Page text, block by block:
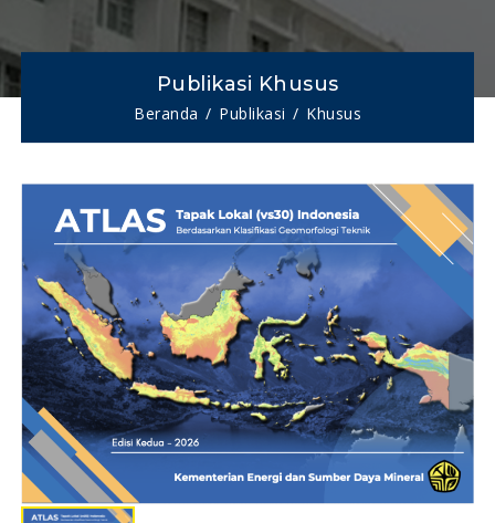
Publikasi Khusus
Beranda Publikasi Khusus